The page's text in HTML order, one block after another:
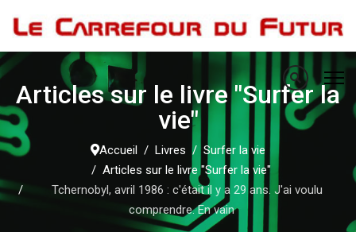
Articles sur le livre "Surfer la
vie"
Accueil Livres
Surfer la vie
Articles sur le livre "Surfer la vie"
Tchernobyl, avril 1986 : c'était il y a 29 ans. J'ai voulu
comprendre. En vain